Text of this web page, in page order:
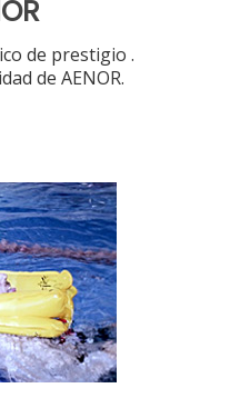
de prestigio .
de AENOR.